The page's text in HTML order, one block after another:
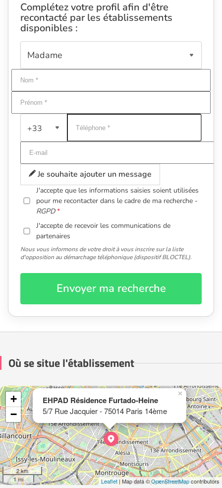
Complétez votre profil afin d'être
recontacté par les établissements
disponibles :
+33
Je souhaite ajouter un message
J'accepte que les informations saisies soient utilisées
pour me recontacter dans le cadre de ma recherche -
RGPD
J'accepte de recevoir les communications de
partenaires
Nous vous informons de votre droit à vous inscrire sur la liste
d'opposition au démarchage téléphonique (dispositif BLOCTEL).
Envoyer ma recherche
Où se situe l'établissement
EHPAD Résidence Furtado-Heine
5/7 Rue Jacquier - 75014 Paris 14ème
×
+
−
2 km
1 mi
Leaflet| Map data ©OpenStreetMapcontributors